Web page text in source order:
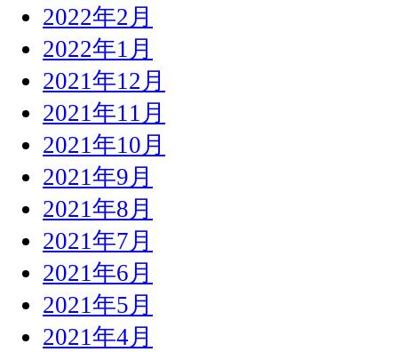
2022年2月
2022年1月
2021年12月
2021年11月
2021年10月
2021年9月
2021年8月
2021年7月
2021年6月
2021年5月
2021年4月